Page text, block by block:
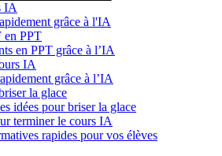
IA
grâce à l'IA
en PPT
en PPT grâce à l’IA
IA
grâce à l’IA
la glace
idées pour briser la glace
terminer le cours IA
rapides pour vos élèves